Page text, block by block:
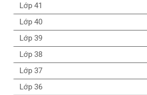
Lớp 41
Lớp 40
Lớp 39
Lớp 38
Lớp 37
Lớp 36